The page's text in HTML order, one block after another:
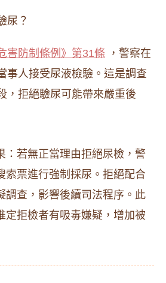
尿？
害防制條例》第31條 ，警察在
事人接受尿液檢驗。這是調查
，拒絕驗尿可能帶來嚴重後
：若無正當理由拒絕尿檢，警
索票進行強制採尿。拒絕配合
調查，影響後續司法程序。此
定拒檢者有吸毒嫌疑，增加被